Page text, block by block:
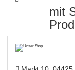
mit